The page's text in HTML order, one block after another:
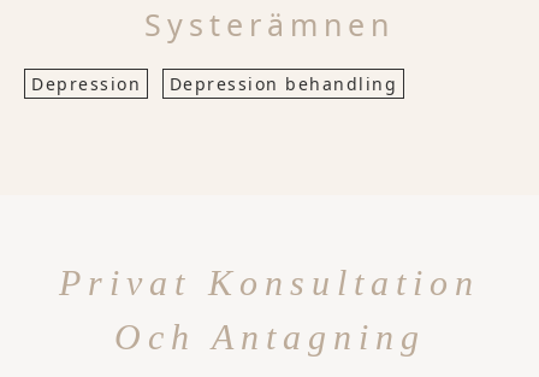
Systerämnen
Depression Depression behandling
Privat Konsultation
Och Antagning